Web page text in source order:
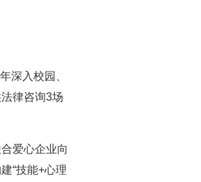
深入校园、
律咨询3场
爱心企业向
“技能+心理